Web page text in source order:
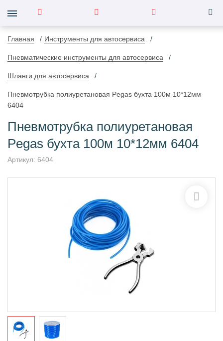
Главная Инструменты для автосервиса
Пневматические инструменты для автосервиса
Шланги для автосервиса
Пневмотрубка полиуретановая Pegas бухта 100м 10*12мм
6404
Пневмотрубка полиуретановая
Pegas бухта 100м 10*12мм 6404
Артикул: 6404